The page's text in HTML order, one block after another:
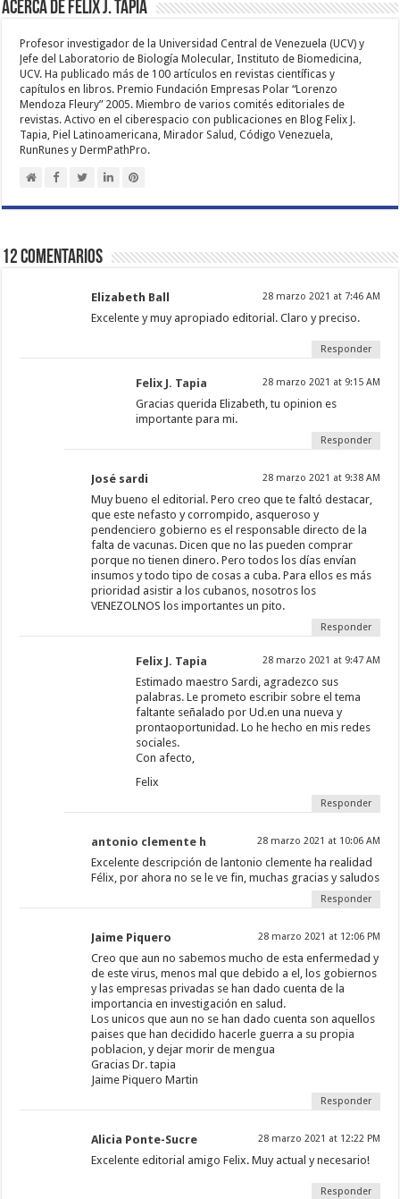
Acerca de Felix J. Tapia
Profesor investigador de la Universidad Central de Venezuela (UCV) y
Jefe del Laboratorio de Biología Molecular, Instituto de Biomedicina,
UCV. Ha publicado más de 100 artículos en revistas científicas y
capítulos en libros. Premio Fundación Empresas Polar “Lorenzo
Mendoza Fleury” 2005. Miembro de varios comités editoriales de
revistas. Activo en el ciberespacio con publicaciones en Blog Felix J.
Tapia, Piel Latinoamericana, Mirador Salud, Código Venezuela,
RunRunes y DermPathPro.
12 comentarios
Elizabeth Ball 28 marzo 2021 at 7:46 AM
Excelente y muy apropiado editorial. Claro y preciso.
Responder
Felix J. Tapia 28 marzo 2021 at 9:15 AM
Gracias querida Elizabeth, tu opinion es
importante para mi.
Responder
José sardi 28 marzo 2021 at 9:38 AM
Muy bueno el editorial. Pero creo que te faltó destacar,
que este nefasto y corrompido, asqueroso y
pendenciero gobierno es el responsable directo de la
falta de vacunas. Dicen que no las pueden comprar
porque no tienen dinero. Pero todos los días envían
insumos y todo tipo de cosas a cuba. Para ellos es más
prioridad asistir a los cubanos, nosotros los
VENEZOLNOS los importantes un pito.
Responder
Felix J. Tapia 28 marzo 2021 at 9:47 AM
Estimado maestro Sardi, agradezco sus
palabras. Le prometo escribir sobre el tema
faltante señalado por Ud.en una nueva y
prontaoportunidad. Lo he hecho en mis redes
sociales.
Con afecto,
Felix
Responder
antonio clemente h 28 marzo 2021 at 10:06 AM
Excelente descripción de lantonio clemente ha realidad
Félix, por ahora no se le ve fin, muchas gracias y saludos
Responder
Jaime Piquero 28 marzo 2021 at 12:06 PM
Creo que aun no sabemos mucho de esta enfermedad y
de este virus, menos mal que debido a el, los gobiernos
y las empresas privadas se han dado cuenta de la
importancia en investigación en salud.
Los unicos que aun no se han dado cuenta son aquellos
paises que han decidido hacerle guerra a su propia
poblacion, y dejar morir de mengua
Gracias Dr. tapia
Jaime Piquero Martin
Responder
Alicia Ponte-Sucre 28 marzo 2021 at 12:22 PM
Excelente editorial amigo Felix. Muy actual y necesario!
Responder